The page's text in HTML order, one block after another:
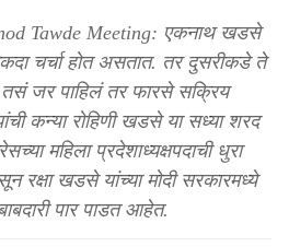
Tawde Meeting: एकनाथ खडसे
चर्चा होत असतात. तर दुसरीकडे ते
तसं जर पाहिलं तर फारसे सक्रिय
कन्या रोहिणी खडसे या सध्या शरद
महिला प्रदेशाध्यक्षपदाची धुरा
रक्षा खडसे यांच्या मोदी सरकारमध्ये
पार पाडत आहेत.